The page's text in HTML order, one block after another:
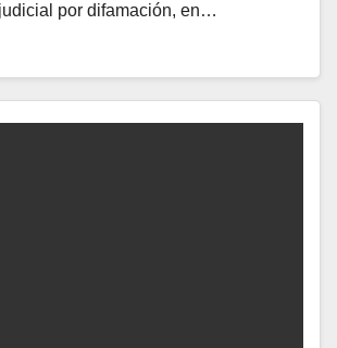
por difamación, en…